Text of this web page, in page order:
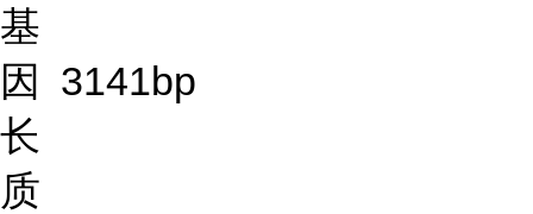
基
因
长
3141bp
质